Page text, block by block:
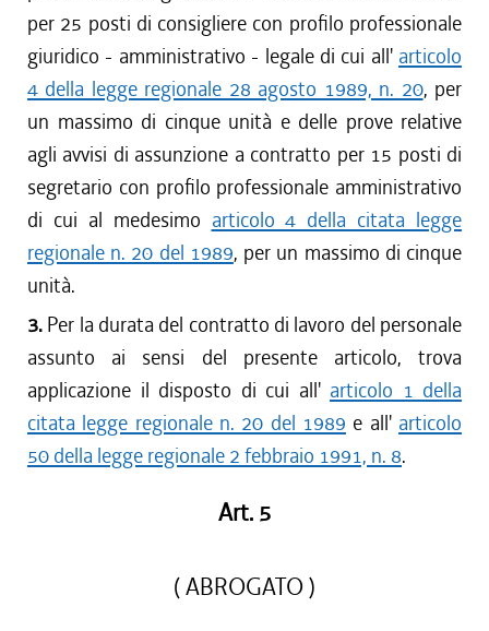
per 25 posti di consigliere con profilo professionale
giuridico - amministrativo - legale di cui all' articolo
4 della legge regionale 28 agosto 1989, n. 20, per
un massimo di cinque unità e delle prove relative
agli avvisi di assunzione a contratto per 15 posti di
segretario con profilo professionale amministrativo
di cui al medesimo articolo 4 della citata legge
regionale n. 20 del 1989, per un massimo di cinque
unità.
3. Per la durata del contratto di lavoro del personale
assunto ai sensi del presente articolo, trova
applicazione il disposto di cui all' articolo 1 della
citata legge regionale n. 20 del 1989 e all' articolo
50 della legge regionale 2 febbraio 1991, n. 8.
Art. 5
( ABROGATO )